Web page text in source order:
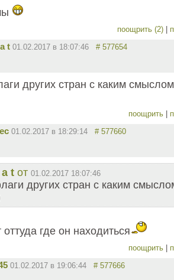
поощрить (2)
t 01.02.2017 в 18:07:46 # 577654
других стран с каким смыслом
поощрить
01.02.2017 в 18:29:14 # 577660
a t от 01.02.2017 18:07:46
других стран с каким
где он находиться
поощрить
01.02.2017 в 19:06:44 # 577666